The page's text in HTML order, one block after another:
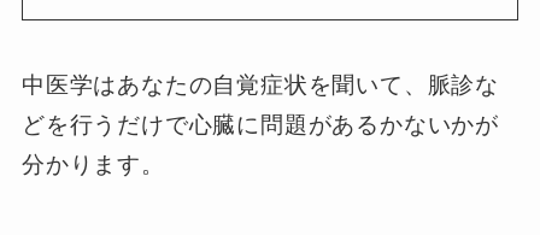
中医学はあなたの自覚症状を聞いて、脈診な
どを行うだけで心臓に問題があるかないかが
分かります。